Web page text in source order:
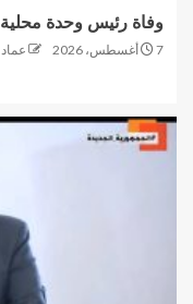
وفاة رئيس وحدة محلية
7 أغسطس، 2026 عماد